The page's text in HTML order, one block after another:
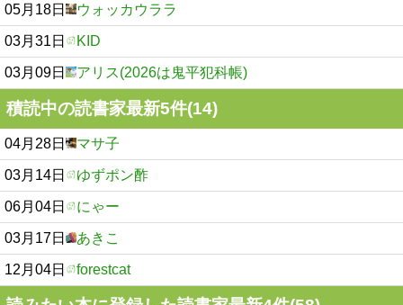
05月18日 ウォッカウララ
03月31日 KID
03月09日 アリス(2026は鬼平犯科帳)
積読中の読書家最新5件(14)
04月28日 マサ子
03月14日 ゆずポン酢
06月04日 にゃー
03月17日 あきこ
12月04日 forestcat